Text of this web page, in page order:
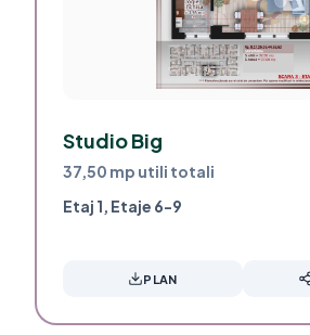
Studio Big
37,50 mp utili totali
Etaj 1, Etaje 6-9
PLAN